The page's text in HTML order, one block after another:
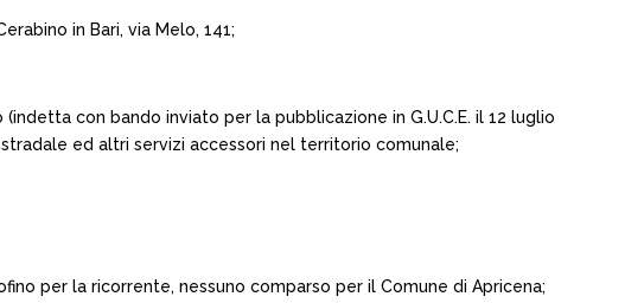
in Bari, via Melo, 141;
con bando inviato per la pubblicazione in G.U.C.E. il 12 luglio
ed altri servizi accessori nel territorio comunale;
per la ricorrente, nessuno comparso per il Comune di Apricena;